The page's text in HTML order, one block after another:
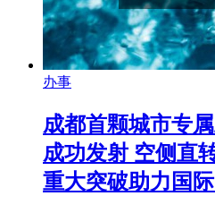
办事
成都首颗城市专
成功发射 空侧直
重大突破助力国